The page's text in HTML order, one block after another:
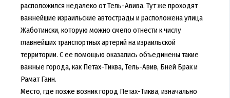
расположился недалеко от Тель-Авива. Тут же проходят
важнейшие израильские автострады и расположена улица
Жаботински, которую можно смело отнести к числу
главнейших транспортных артерий на израильской
территории. С ее помощью оказались объединены такие
важные города, как Петах-Тиква, Тель-Авив, Бней Брак и
Рамат Ганн.
Место, где позже возник город Петах-Тиква, изначально